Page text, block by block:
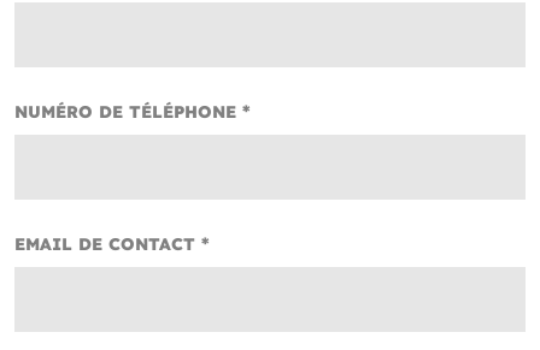
NUMÉRO DE TÉLÉPHONE *
EMAIL DE CONTACT *